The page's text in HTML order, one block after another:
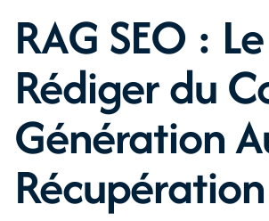
RAG SEO :
Rédiger du
Génération
Récupération